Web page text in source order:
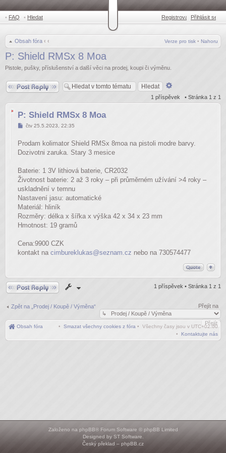
• FAQ • Hledat Registrovat •Přihlásit se
Obsah fóra ‹ ‹ Nahoru
Verze pro tisk •
P: Shield RMSx 8 Moa
Pistole, pušky, příslušenství a další věci na prodej, koupi či výměnu.
Odpovědět
1 příspěvek • Stránka 1 z 1
P: Shield RMSx 8 Moa
Příspěvek
čtv 25.5.2023, 22:35
Prodam kolimator Shield RMSx 8moa na pistoli modre barvy.
Dozivotni zaruka. Stary 3 mesice
Baterie: 1 3V lithiová baterie, CR2032
Životnost baterie: 2 až 3 roky – při průměrném užívání >4 roky –
uskladnění v temnu
Nastavení jasu: automatické
Materiál: hliník
Rozměry: délka x šířka x výška 42 x 34 x 23 mm
Hmotnost: 19 gramů
Cena:9900 CZK
kontakt na cimbureklukas@seznam.cz nebo na 730574477
Odpovědět 1 příspěvek • Stránka 1 z 1
Zpět na „Prodej / Koupě / Výměna“ Přejít na
Obsah fóra • Všechny časy jsou v UTC+02:00
• Smazat všechny cookies z fóra
• Kontaktujte nás
Založeno na phpBB® Forum Software © phpBB Limited
Designed by ST Software
Český překlad – phpBB.cz